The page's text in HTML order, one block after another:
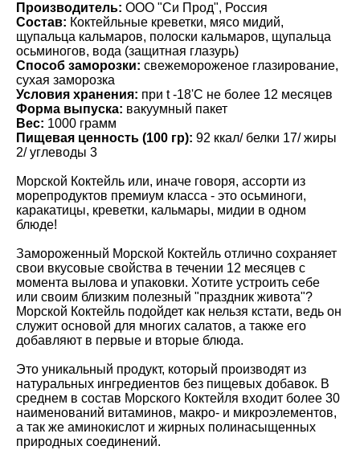
Производитель: ООО "Си Прод", Россия
Состав: Коктейльные креветки, мясо мидий,
щупальца кальмаров, полоски кальмаров, щупальца
осьминогов, вода (защитная глазурь)
Способ заморозки: свежемороженое глазирование,
сухая заморозка
Условия хранения: при t -18'С не более 12 месяцев
Форма выпуска: вакуумный пакет
Вес: 1000 грамм
Пищевая ценность (100 гр): 92 ккал/ белки 17/ жиры
2/ углеводы 3
Морской Коктейль или, иначе говоря, ассорти из
морепродуктов премиум класса - это осьминоги,
каракатицы, креветки, кальмары, мидии в одном
блюде!
Замороженный Морской Коктейль отлично сохраняет
свои вкусовые свойства в течении 12 месяцев с
момента вылова и упаковки. Хотите устроить себе
или своим близким полезный "праздник живота"?
Морской Коктейль подойдет как нельзя кстати, ведь он
служит основой для многих салатов, а также его
добавляют в первые и вторые блюда.
Это уникальный продукт, который производят из
натуральных ингредиентов без пищевых добавок. В
среднем в состав Морского Коктейля входит более 30
наименований витаминов, макро- и микроэлементов,
а так же аминокислот и жирных полинасыщенных
природных соединений.